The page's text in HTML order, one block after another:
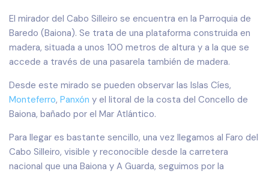
El mirador del Cabo Silleiro se encuentra en la Parroquia de
Baredo (Baiona). Se trata de una plataforma construida en
madera, situada a unos 100 metros de altura y a la que se
accede a través de una pasarela también de madera.
Desde este mirado se pueden observar las Islas Cíes,
Monteferro, Panxón y el litoral de la costa del Concello de
Baiona, bañado por el Mar Atlántico.
Para llegar es bastante sencillo, una vez llegamos al Faro del
Cabo Silleiro, visible y reconocible desde la carretera
nacional que una Baiona y A Guarda, seguimos por la